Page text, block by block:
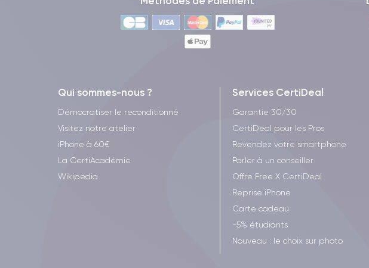
Qui sommes-nous ?
Démocratiser le reconditionné
Visitez notre atelier
iPhone à 60€
La CertiAcadémie
Wikipedia
Services CertiDeal
Garantie 30/30
CertiDeal pour les Pros
Revendez votre smartphone
Parler à un conseiller
Offre Free X CertiDeal
Reprise iPhone
Carte cadeau
-5% étudiants
Nouveau : le choix sur photo